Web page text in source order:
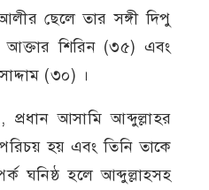
ছেলে তার সঙ্গী দিপু
শিরিন (৩৫) এবং
(৩০) ।
আসামি আব্দুল্লাহর
হয় এবং তিনি তাকে
ঘনিষ্ঠ হলে আব্দুল্লাহসহ